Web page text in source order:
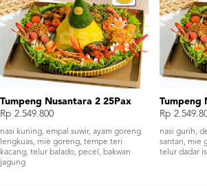
Tumpeng Nusantara 2 25Pax
Rp 2.549.800
nasi kuning, empal suwir, ayam goreng
lengkuas, mie goreng, tempe teri
kacang, telur balado, pecel, bakwan
jagung
Tumpeng
Rp
nasi gurih,
santan, mie
telur dadar